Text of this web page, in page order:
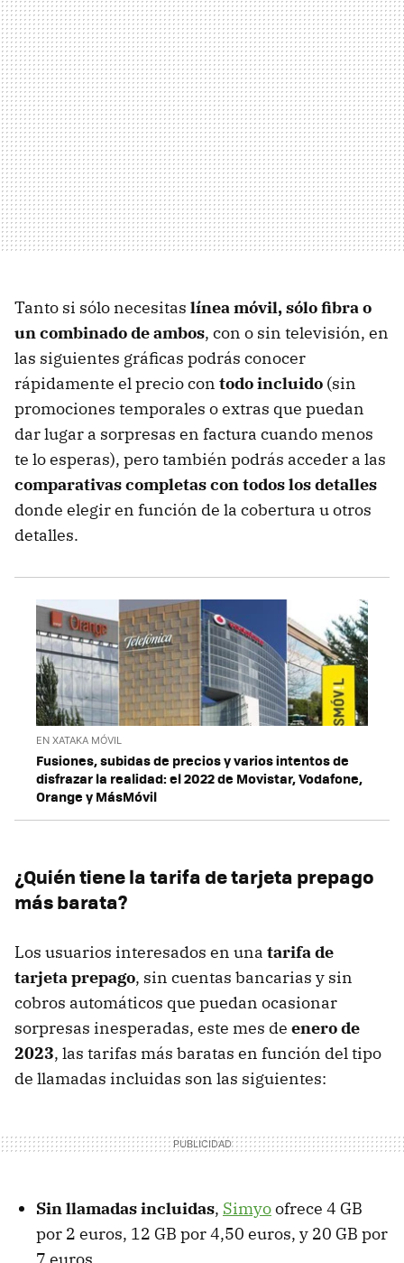
Tanto si sólo necesitas línea móvil, sólo fibra o
un combinado de ambos, con o sin televisión, en
las siguientes gráficas podrás conocer
rápidamente el precio con todo incluido (sin
promociones temporales o extras que puedan
dar lugar a sorpresas en factura cuando menos
te lo esperas), pero también podrás acceder a las
comparativas completas con todos los detalles
donde elegir en función de la cobertura u otros
detalles.
EN XATAKA MÓVIL
Fusiones, subidas de precios y varios intentos de
disfrazar la realidad: el 2022 de Movistar, Vodafone,
Orange y MásMóvil
¿Quién tiene la tarifa de tarjeta prepago
más barata?
Los usuarios interesados en una tarifa de
tarjeta prepago, sin cuentas bancarias y sin
cobros automáticos que puedan ocasionar
sorpresas inesperadas, este mes de enero de
2023, las tarifas más baratas en función del tipo
de llamadas incluidas son las siguientes:
Sin llamadas incluidas, Simyoofrece 4 GB
por 2 euros, 12 GB por 4,50 euros, y 20 GB por